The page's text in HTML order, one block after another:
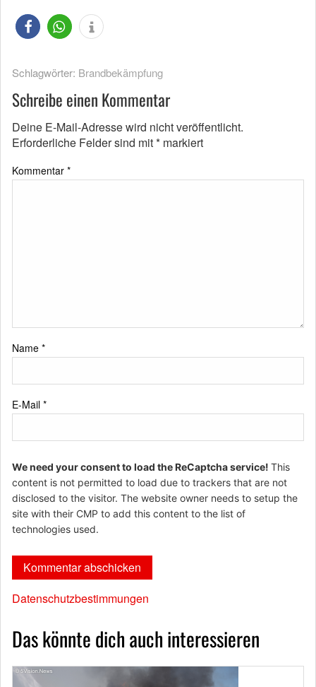
Schlagwörter: Brandbekämpfung
Schreibe einen Kommentar
Deine E-Mail-Adresse wird nicht veröffentlicht.
Erforderliche Felder sind mit* markiert
Kommentar *
Name *
E-Mail *
We need your consent to load the ReCaptcha service! This
content is not permitted to load due to trackers that are not
disclosed to the visitor. The website owner needs to setup the
site with their CMP to add this content to the list of
technologies used.
Datenschutzbestimmungen
Das könnte dich auch interessieren